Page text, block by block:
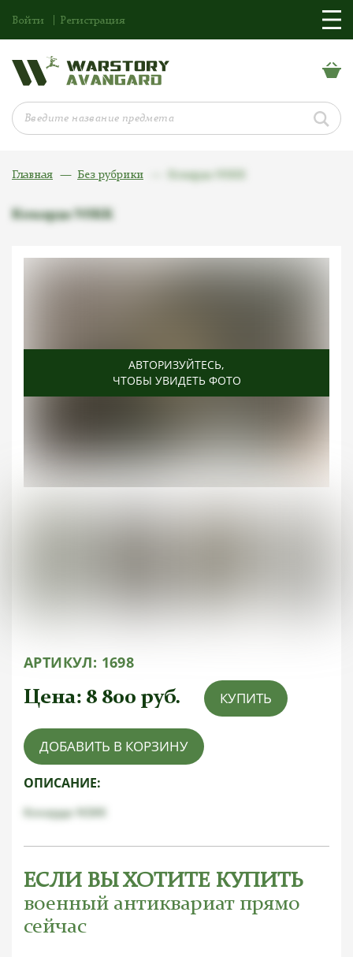
Войти Регистрация
Главная Без рубрики
Кокарда NSKK
АВТОРИЗУЙТЕСЬ,
ЧТОБЫ УВИДЕТЬ ФОТО
АВТОРИЗУЙТЕСЬ,
ЧТОБЫ УВИДЕТЬ ФОТО
АВТОРИЗУЙТЕСЬ,
ЧТОБЫ УВИДЕТЬ ФОТО
АВТОРИЗУЙТЕСЬ,
ЧТОБЫ УВИДЕТЬ ФОТО
АВТОРИЗУЙТЕСЬ,
ЧТОБЫ УВИДЕТЬ ФОТО
АРТИКУЛ: 1698
Цена: 8 800 руб. КУПИТЬ
ДОБАВИТЬ В КОРЗИНУ
ОПИСАНИЕ:
Кокарда NSKK
ЕСЛИ ВЫ ХОТИТЕ КУПИТЬ
военный антиквариат прямо
сейчас